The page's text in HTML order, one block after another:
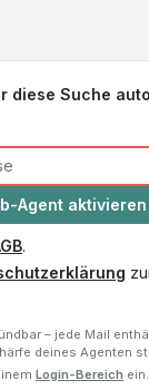
diese Suche
Agent aktivieren
.
– jede Mail
deines Agenten
Login-Bereich ein.